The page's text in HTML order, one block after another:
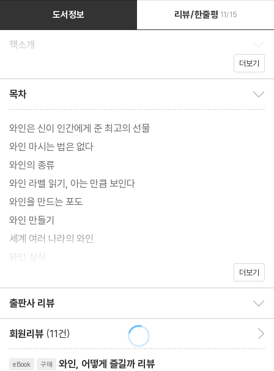
도서정보 리뷰/한줄평 11/15
책소개
더보기
목차
와인은 신이 인간에게 준 최고의 선물
와인 마시는 법은 없다
와인의 종류
와인 라벨 읽기, 아는 만큼 보인다
와인을 만드는 포도
와인 만들기
세계 여러 나라의 와인
와인 상식
더보기
출판사 리뷰
회원리뷰 (11건)
eBook 구매 와인, 어떻게 즐길까 리뷰